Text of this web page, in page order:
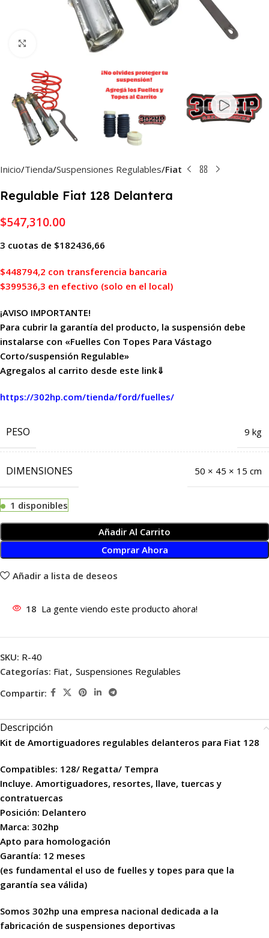
Haga Click para agrandar
Inicio Tienda Suspensiones Regulables Fiat
Regulable Fiat 128 Delantera
$547,310.00
3 cuotas de $182436,66
$448794,2 con transferencia bancaria
$399536,3 en efectivo (solo en el local)
¡AVISO IMPORTANTE!
Para cubrir la garantía del producto, la suspensión debe
instalarse con «Fuelles Con Topes Para Vástago
Corto/suspensión Regulable»
Agregalos al carrito desde este link⇓
https://302hp.com/tienda/ford/fuelles/
PESO 9 kg
DIMENSIONES 50 × 45 × 15 cm
1 disponibles
Añadir Al Carrito
Comprar Ahora
Añadir a lista de deseos
18 La gente viendo este producto ahora!
SKU: R-40
Categorías: Fiat, Suspensiones Regulables
Compartir:
Descripción
Kit de Amortiguadores regulables delanteros para Fiat 128
Compatibles: 128/ Regatta/ Tempra
Incluye. Amortiguadores, resortes, llave, tuercas y
contratuercas
Posición: Delantero
Marca: 302hp
Apto para homologación
Garantía: 12 meses
(es fundamental el uso de fuelles y topes para que la
garantía sea válida)
Somos 302hp una empresa nacional dedicada a la
fabricación de suspensiones deportivas